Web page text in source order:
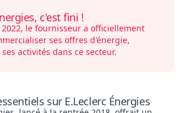
c'est fini !
le fournisseur a officiellement
ses offres d'énergie,
activités dans ce secteur.
sur E.Leclerc Énergies